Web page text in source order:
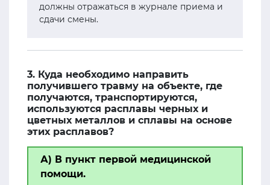
должны отражаться в журнале приема и
сдачи смены.
3. Куда необходимо направить
получившего травму на объекте, где
получаются, транспортируются,
используются расплавы черных и
цветных металлов и сплавы на основе
этих расплавов?
А) В пункт первой медицинской
помощи.